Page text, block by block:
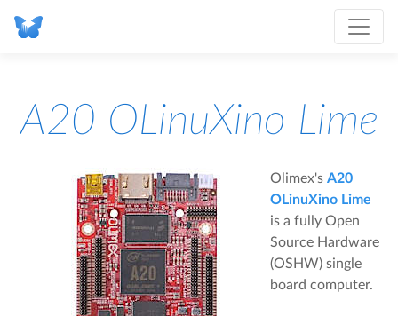
A20 OLinuXino Lime
Olimex's A20
OLinuXino Lime
is a fully Open
Source Hardware
(OSHW) single
board computer.